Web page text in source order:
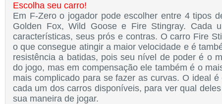
Escolha seu carro!
Em F-Zero o jogador pode escolher entre 4 tipos
Golden Fox, Wild Goose e Fire Stingray. Cada
características, seus prós e contras. O carro Fire
o que consegue atingir a maior velocidade e é
resistência a batidas, pois seu nível de poder é o
do jogo, mas em compensação ele também é o
mais complicado para se fazer as curvas. O ideal
cada um dos carros disponíveis, para ver qual
sua maneira de jogar.